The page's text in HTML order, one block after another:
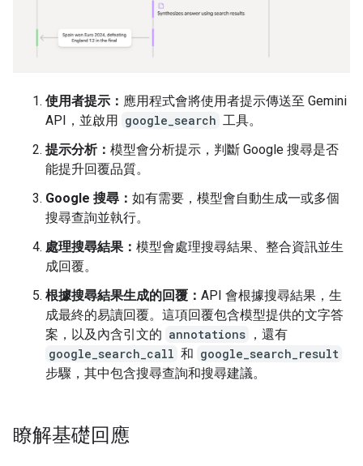
使用者提示： 應用程式會將使用者提示傳送至 Gemini
API，並啟用 google_search 工具。
提示分析： 模型會分析提示，判斷 Google 搜尋是否
能提升回覆品質。
Google 搜尋： 如有需要，模型會自動生成一或多個
搜尋查詢並執行。
處理搜尋結果： 模型會處理搜尋結果、整合資訊並生
成回覆。
根據搜尋結果生成的回覆： API 會根據搜尋結果，生
成最終的易讀回覆。這項回覆包含模型提供的文字答
案，以及內含引文的 annotations ，還有
google_search_call 和 google_search_result
步驟，其中包含搜尋查詢和搜尋建議。
瞭解基礎回應